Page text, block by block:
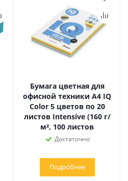
Бумага цветная для
офисной техники А4 IQ
Color 5 цветов по 20
листов Intensive (160 г/
м², 100 листов
Достаточно
Подробнее